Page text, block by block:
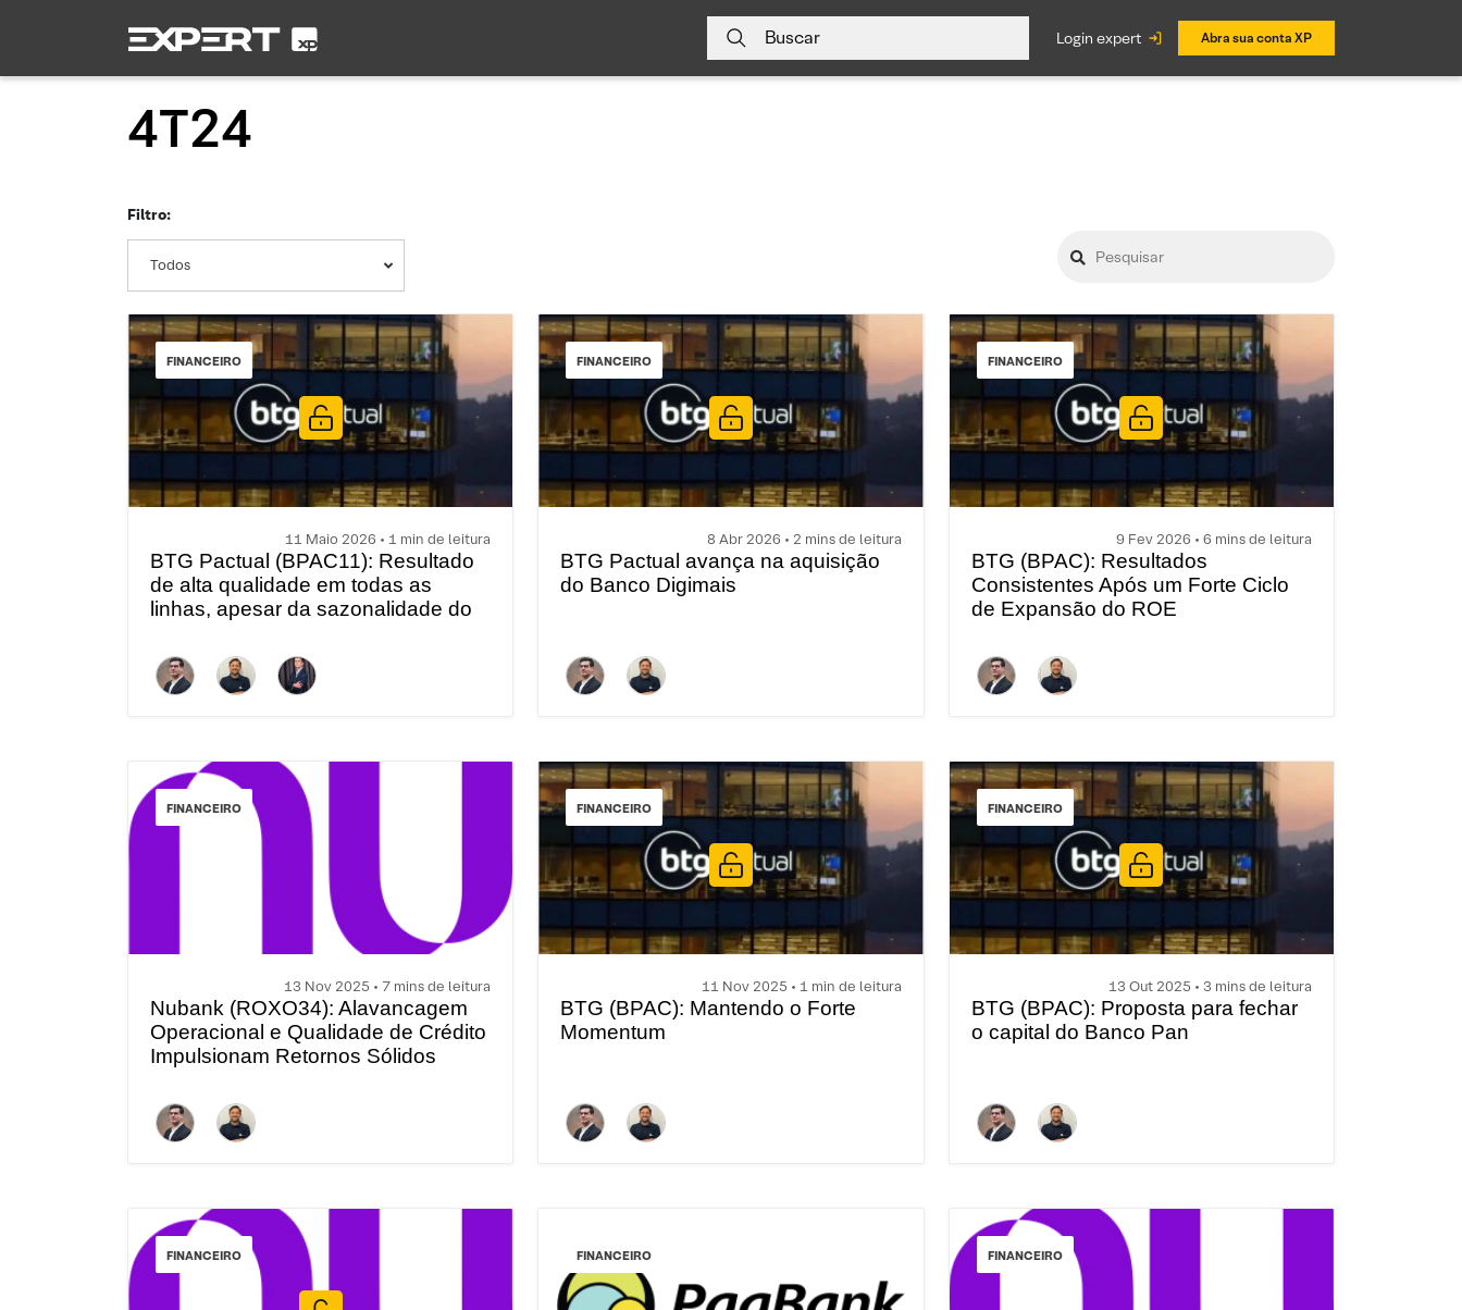
Buscar login expert Abra sua conta XP
4T24
Filtro:
Todos
FINANCEIRO
11 Maio 2026 • 1 min de leitura
BTG Pactual (BPAC11): Resultado
de alta qualidade em todas as
linhas, apesar da sazonalidade do
FINANCEIRO
8 Abr 2026 • 2 mins de leitura
BTG Pactual avança na aquisição
do Banco Digimais
FINANCEIRO
9 Fev 2026 • 6 mins de leitura
BTG (BPAC): Resultados
Consistentes Após um Forte Ciclo
de Expansão do ROE
FINANCEIRO
13 Nov 2025 • 7 mins de leitura
Nubank (ROXO34): Alavancagem
Operacional e Qualidade de Crédito
Impulsionam Retornos Sólidos
FINANCEIRO
11 Nov 2025 • 1 min de leitura
BTG (BPAC): Mantendo o Forte
Momentum
FINANCEIRO
13 Out 2025 • 3 mins de leitura
BTG (BPAC): Proposta para fechar
o capital do Banco Pan
FINANCEIRO FINANCEIRO FINANCEIRO